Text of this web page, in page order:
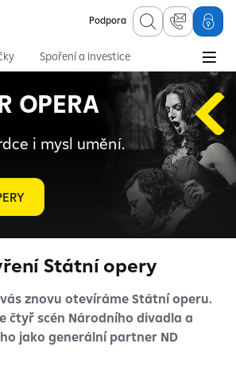
Podpora
Spoření a investice
Pojištění
OPERA
i mysl umění.
Státní opery
znovu otevíráme Státní operu.
čtyř scén Národního divadla a
jako generální partner ND